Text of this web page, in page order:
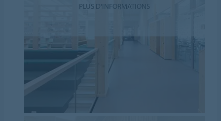
PLUS D'INFORMATIONS